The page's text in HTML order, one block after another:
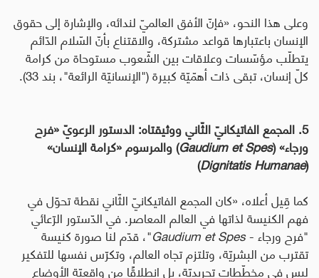
وعلى هذا النحو، «فإنّ الأفق العالميّ لندائه، والإشارة إلى حقوق
الإنسان باعتبارها قواعد مشتركة، والاقتناع بأنّ السّلام الدّائم
يتطلّب مؤسّسات وعلاقات بين الشّعوب مستوحاة من كرامة
كلّ إنسان، تبقى ذات أهمّيّة كبيرة ("الإنسانيّة الرائعة"، بند 33).
5. المجمع الفاتيكانيّ الثّاني ووثيقتاه: الدستور الرعويّ «فرح
ورجاء» (Gaudium et Spes) والمرسوم «كرامة الإنسان»
(
Dignitatis Humanae
)
كما قِيل أعلاه، «كان المجمع الفاتيكانيّ الثّاني نقطة تحوّل في
فهم الكنيسة لذاتها في العالم المعاصر. في الدّستور الرّعائي
"فرح ورجاء -Gaudium et Spes"، قدّم لنا صورة كنيسة
تقترب من البشريّة، وتلتزم تجاه العالم، وتكرّس نفسها للتفكير
ليس في مخطّطات تجريديّة، بل انطلاقًا من واقعيّة الأوضاع